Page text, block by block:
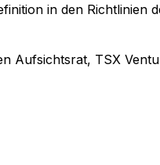
in den
Aufsichtsrat, TSX